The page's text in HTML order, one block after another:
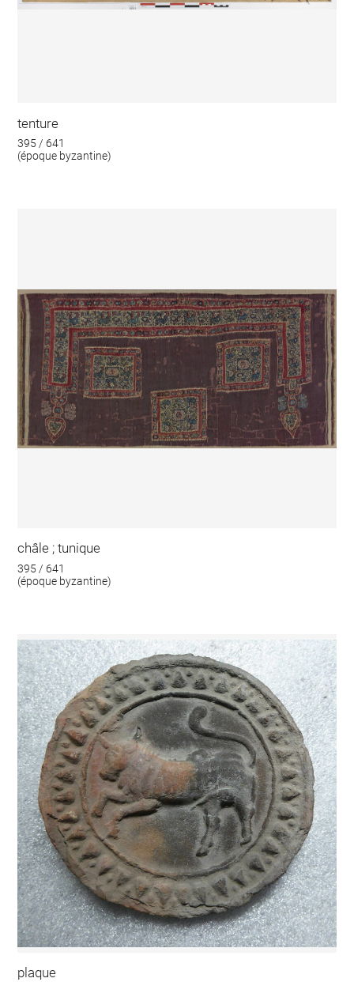
tenture
395 / 641
(époque byzantine)
châle ; tunique
395 / 641
(époque byzantine)
plaque